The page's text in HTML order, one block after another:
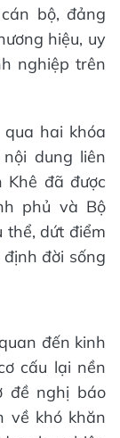
bộ, đảng
hiệu, uy
nghiệp trên
hai khóa
dung liên
Khê đã được
phủ và Bộ
thể, dứt điểm
đời sống
đến kinh
cấu lại nền
đề nghị báo
về khó khăn